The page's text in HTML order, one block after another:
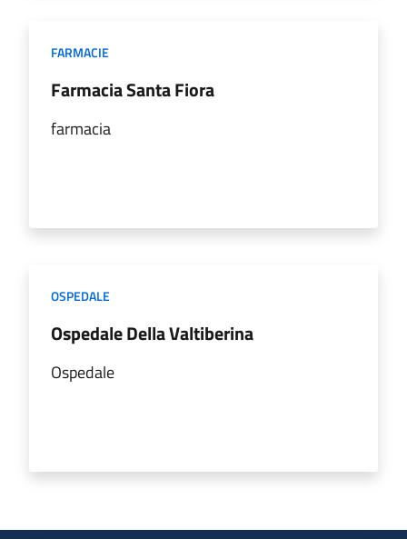
FARMACIE
Farmacia Santa Fiora
farmacia
OSPEDALE
Ospedale Della Valtiberina
Ospedale